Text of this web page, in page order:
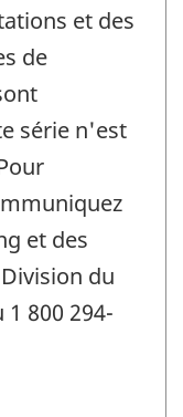
et des
de
série n'est
et des
du
800 294-